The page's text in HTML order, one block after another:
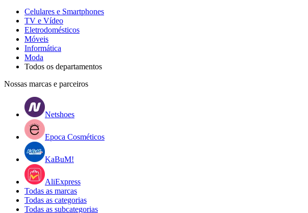
Celulares e Smartphones
TV e Vídeo
Eletrodomésticos
Móveis
Informática
Moda
Todos os departamentos
Nossas marcas e parceiros
Netshoes
Epoca Cosméticos
KaBuM!
AliExpress
Todas as marcas
Todas as categorias
Todas as subcategorias